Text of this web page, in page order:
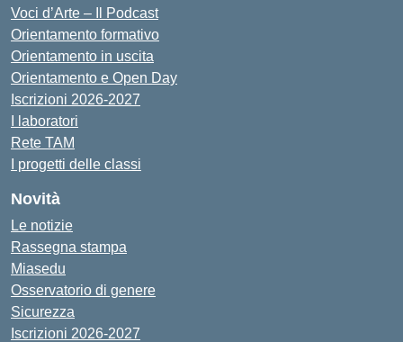
Voci d’Arte – Il Podcast
Orientamento formativo
Orientamento in uscita
Orientamento e Open Day
Iscrizioni 2026-2027
I laboratori
Rete TAM
I progetti delle classi
Novità
Le notizie
Rassegna stampa
Miasedu
Osservatorio di genere
Sicurezza
Iscrizioni 2026-2027